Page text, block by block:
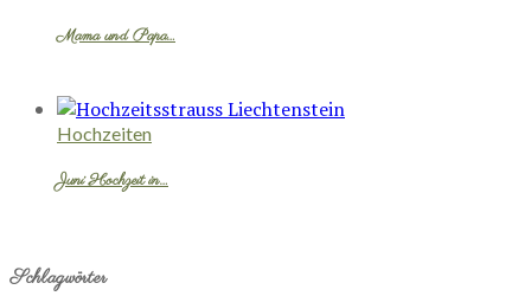
Mama und Papa…
Hochzeiten
Juni Hochzeit in…
Schlagwörter